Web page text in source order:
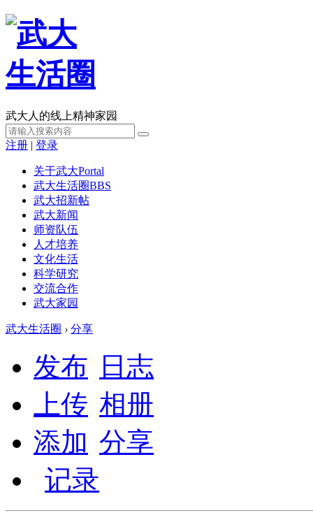
武大人的线上精神家园
注册 | 登录
关于武大Portal
武大生活圈BBS
武大招新帖
武大新闻
师资队伍
人才培养
文化生活
科学研究
交流合作
武大家园
武大生活圈 › 分享
发布
日志
上传 相册
添加 分享
记录